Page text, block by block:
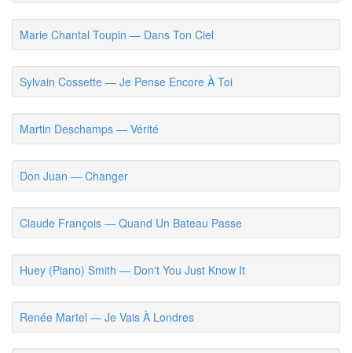
Marie Chantal Toupin — Dans Ton Ciel
Sylvain Cossette — Je Pense Encore À Toi
Martin Deschamps — Vérité
Don Juan — Changer
Claude François — Quand Un Bateau Passe
Huey (Piano) Smith — Don't You Just Know It
Renée Martel — Je Vais À Londres